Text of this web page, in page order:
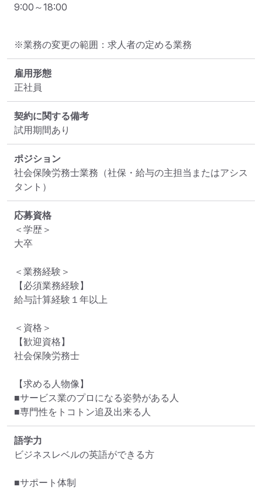
9:00～18:00
※業務の変更の範囲：求人者の定める業務
雇用形態
正社員
契約に関する備考
ポジション
社会保険労務士業務（社保・給与の主担当またはアシス
タント）
応募資格
＜学歴＞
大卒
＜業務経験＞
【必須業務経験】
給与計算経験１年以上
＜資格＞
【歓迎資格】
社会保険労務士
【求める人物像】
■サービス業のプロになる姿勢がある人
■専門性をトコトン追及出来る人
語学力
ビジネスレベルの英語ができる方
■サポート体制